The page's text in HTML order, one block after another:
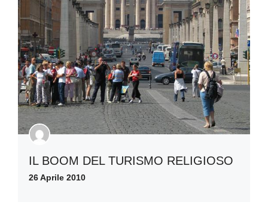
IL BOOM DEL TURISMO RELIGIOSO
26 Aprile 2010